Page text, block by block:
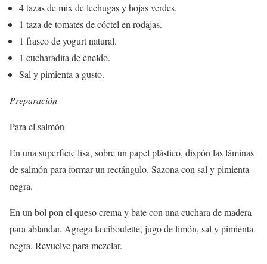
4 tazas de mix de lechugas y hojas verdes.
1 taza de tomates de cóctel en rodajas.
1 frasco de yogurt natural.
1 cucharadita de eneldo.
Sal y pimienta a gusto.
Preparación
Para el salmón
En una superficie lisa, sobre un papel plástico, dispón las láminas
de salmón para formar un rectángulo. Sazona con sal y pimienta
negra.
En un bol pon el queso crema y bate con una cuchara de madera
para ablandar. Agrega la ciboulette, jugo de limón, sal y pimienta
negra. Revuelve para mezclar.